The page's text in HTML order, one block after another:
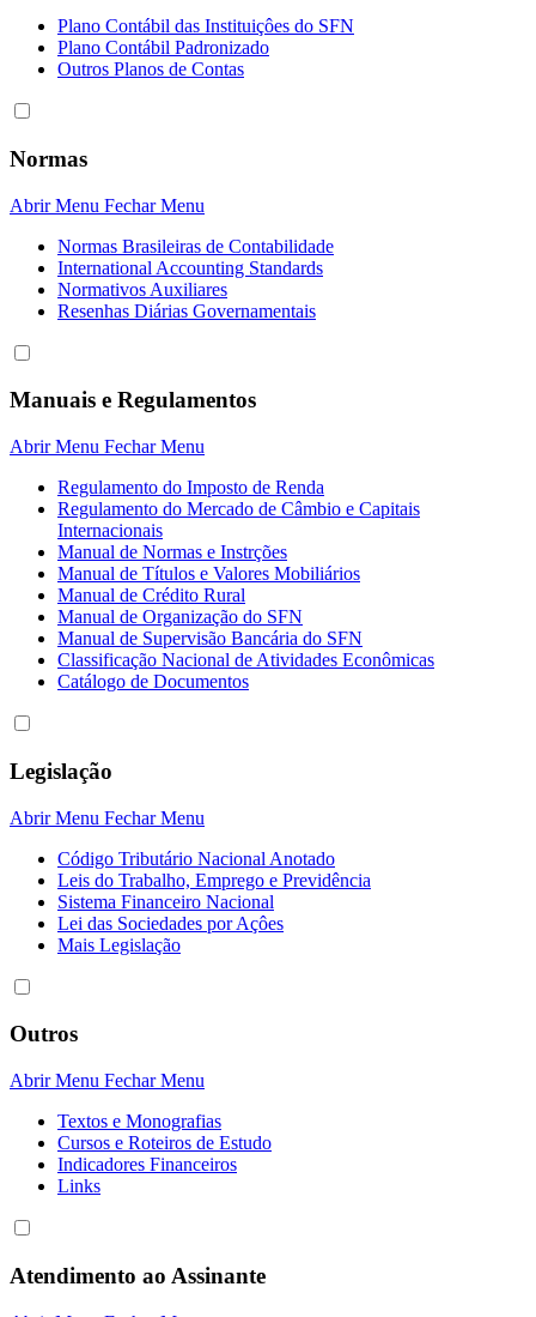
Plano Contábil das Instituiçôes do SFN
Plano Contábil Padronizado
Outros Planos de Contas
Normas
Abrir Menu Fechar Menu
Normas Brasileiras de Contabilidade
International Accounting Standards
Normativos Auxiliares
Resenhas Diárias Governamentais
Manuais e Regulamentos
Abrir Menu Fechar Menu
Regulamento do Imposto de Renda
Regulamento do Mercado de Câmbio e Capitais
Internacionais
Manual de Normas e Instrções
Manual de Títulos e Valores Mobiliários
Manual de Crédito Rural
Manual de Organização do SFN
Manual de Supervisão Bancária do SFN
Classificação Nacional de Atividades Econômicas
Catálogo de Documentos
Legislação
Abrir Menu Fechar Menu
Código Tributário Nacional Anotado
Leis do Trabalho, Emprego e Previdência
Sistema Financeiro Nacional
Lei das Sociedades por Açôes
Mais Legislação
Outros
Abrir Menu Fechar Menu
Textos e Monografias
Cursos e Roteiros de Estudo
Indicadores Financeiros
Links
Atendimento ao Assinante